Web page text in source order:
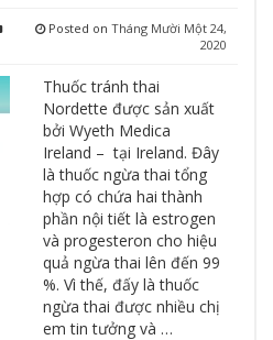
Posted on Tháng Mười Một 24,
2020
Thuốc tránh thai
Nordette được sản xuất
bởi Wyeth Medica
Ireland – tại Ireland. Đây
là thuốc ngừa thai tổng
hợp có chứa hai thành
phần nội tiết là estrogen
và progesteron cho hiệu
quả ngừa thai lên đến 99
%. Vì thế, đấy là thuốc
ngừa thai được nhiều chị
em tin tưởng và …